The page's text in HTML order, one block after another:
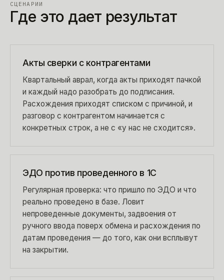
СЦЕНАРИИ
Где это дает результат
Акты сверки с контрагентами
Квартальный аврал, когда акты приходят пачкой
и каждый надо разобрать до подписания.
Расхождения приходят списком с причиной, и
разговор с контрагентом начинается с
конкретных строк, а не с «у нас не сходится».
ЭДО против проведенного в 1С
Регулярная проверка: что пришло по ЭДО и что
реально проведено в базе. Ловит
непроведенные документы, задвоения от
ручного ввода поверх обмена и расхождения по
датам проведения — до того, как они всплывут
на закрытии.